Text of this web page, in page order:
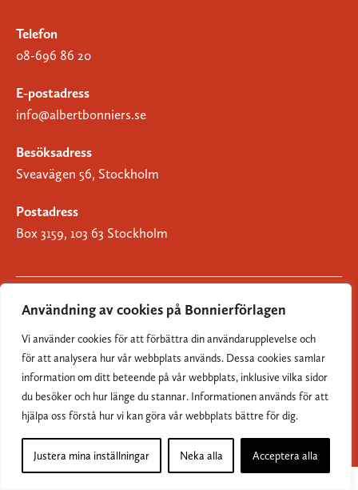
Användning av cookies på Bonnierförlagen
Vi använder cookies för att förbättra din användarupplevelse och
för att analysera hur vår webbplats används. Dessa cookies samlar
information om ditt beteende på vår webbplats, inklusive vilka sidor
du besöker och hur länge du stannar. Informationen används för att
hjälpa oss förstå hur vi kan göra vår webbplats bättre för dig.
Justera mina inställningar Neka alla Acceptera alla
Telefon
08-696 86 20
E-postadress
info@albertbonniers.se
Besöksadress
Sveavägen 56, Stockholm
Postadress
Box 3159, 103 63 Stockholm
Om Bonnierförlagen
Integritetspolicy